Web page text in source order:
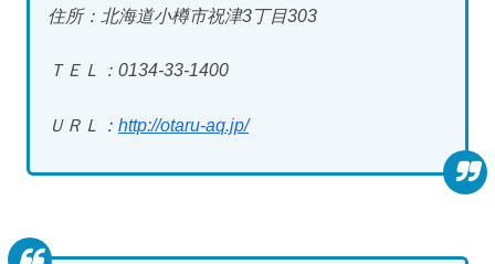
住所：北海道小樽市祝津3丁目303
ＴＥＬ：0134-33-1400
ＵＲＬ： http://otaru-aq.jp/